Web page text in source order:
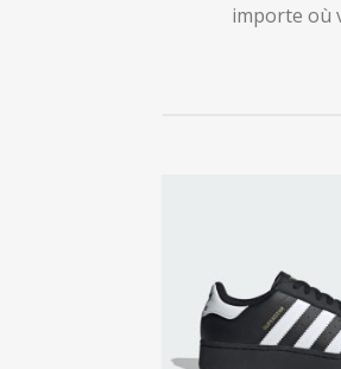
importe où